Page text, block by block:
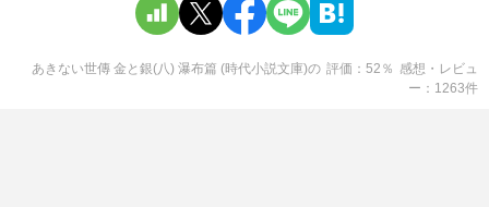
あきない世傳 金と銀(八) 瀑布篇 (時代小説文庫)の 評価 52 ％ 感想・レビュ
ー
1263件